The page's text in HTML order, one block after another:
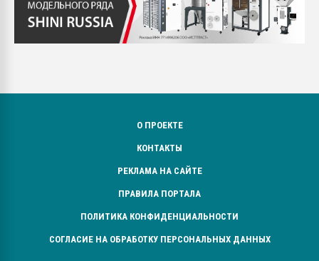
О ПРОЕКТЕ
КОНТАКТЫ
РЕКЛАМА НА САЙТЕ
ПРАВИЛА ПОРТАЛА
ПОЛИТИКА КОНФИДЕНЦИАЛЬНОСТИ
СОГЛАСИЕ НА ОБРАБОТКУ ПЕРСОНАЛЬНЫХ ДАННЫХ